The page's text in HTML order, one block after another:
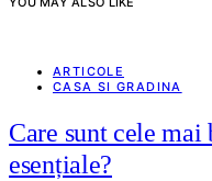
ARTICOLE
CASA SI GRADINA
Care sunt cele
esențiale?